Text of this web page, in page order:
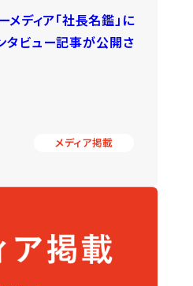
メディア「社長名鑑」に
タビュー記事が公開さ
メディア掲載